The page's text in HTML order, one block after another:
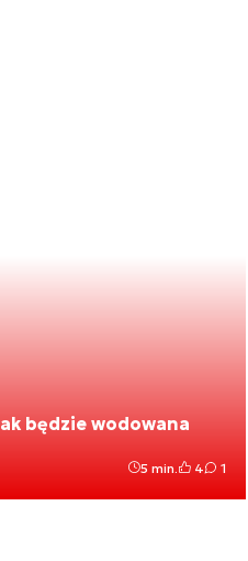
będzie wodowana
5 min. 4 1